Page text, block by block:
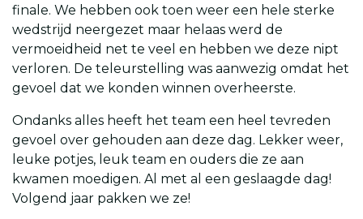
finale. We hebben ook toen weer een hele sterke
wedstrijd neergezet maar helaas werd de
vermoeidheid net te veel en hebben we deze nipt
verloren. De teleurstelling was aanwezig omdat het
gevoel dat we konden winnen overheerste.
Ondanks alles heeft het team een heel tevreden
gevoel over gehouden aan deze dag. Lekker weer,
leuke potjes, leuk team en ouders die ze aan
kwamen moedigen. Al met al een geslaagde dag!
Volgend jaar pakken we ze!